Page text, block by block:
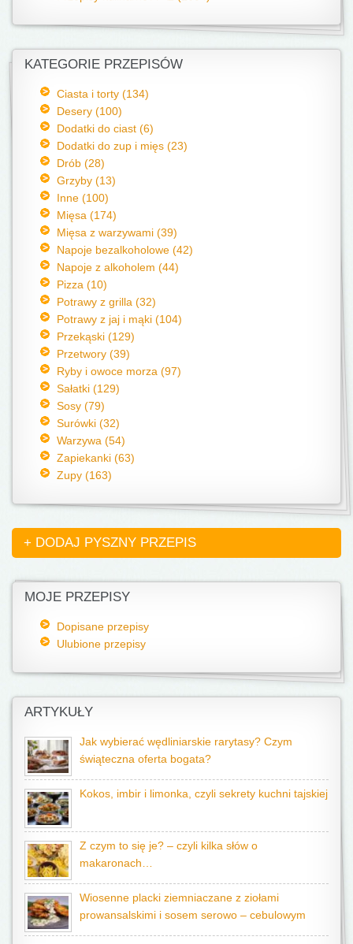
KATEGORIE PRZEPISÓW
Ciasta i torty (134)
Desery (100)
Dodatki do ciast (6)
Dodatki do zup i mięs (23)
Drób (28)
Grzyby (13)
Inne (100)
Mięsa (174)
Mięsa z warzywami (39)
Napoje bezalkoholowe (42)
Napoje z alkoholem (44)
Pizza (10)
Potrawy z grilla (32)
Potrawy z jaj i mąki (104)
Przekąski (129)
Przetwory (39)
Ryby i owoce morza (97)
Sałatki (129)
Sosy (79)
Surówki (32)
Warzywa (54)
Zapiekanki (63)
Zupy (163)
+ DODAJ PYSZNY PRZEPIS
MOJE PRZEPISY
Dopisane przepisy
Ulubione przepisy
ARTYKUŁY
Jak wybierać wędliniarskie rarytasy? Czym
świąteczna oferta bogata?
Kokos, imbir i limonka, czyli sekrety kuchni tajskiej
Z czym to się je? – czyli kilka słów o
makaronach…
Wiosenne placki ziemniaczane z ziołami
prowansalskimi i sosem serowo – cebulowym